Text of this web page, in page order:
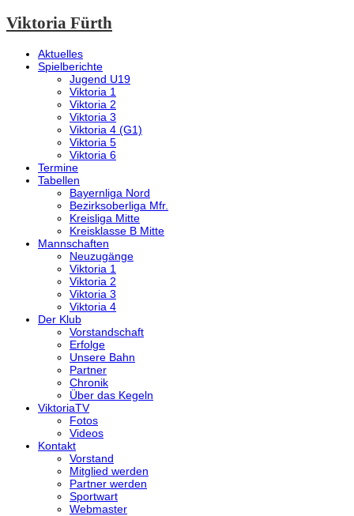
Viktoria Fürth
Aktuelles
Spielberichte
Jugend U19
Viktoria 1
Viktoria 2
Viktoria 3
Viktoria 4 (G1)
Viktoria 5
Viktoria 6
Termine
Tabellen
Bayernliga Nord
Bezirksoberliga Mfr.
Kreisliga Mitte
Kreisklasse B Mitte
Mannschaften
Neuzugänge
Viktoria 1
Viktoria 2
Viktoria 3
Viktoria 4
Der Klub
Vorstandschaft
Erfolge
Unsere Bahn
Partner
Chronik
Über das Kegeln
ViktoriaTV
Fotos
Videos
Kontakt
Vorstand
Mitglied werden
Partner werden
Sportwart
Webmaster